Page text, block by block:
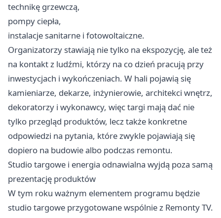
technikę grzewczą,
pompy ciepła,
instalacje sanitarne i fotowoltaiczne.
Organizatorzy stawiają nie tylko na ekspozycję, ale też
na kontakt z ludźmi, którzy na co dzień pracują przy
inwestycjach i wykończeniach. W hali pojawią się
kamieniarze, dekarze, inżynierowie, architekci wnętrz,
dekoratorzy i wykonawcy, więc targi mają dać nie
tylko przegląd produktów, lecz także konkretne
odpowiedzi na pytania, które zwykle pojawiają się
dopiero na budowie albo podczas remontu.
Studio targowe i energia odnawialna wyjdą poza samą
prezentację produktów
W tym roku ważnym elementem programu będzie
studio targowe przygotowane wspólnie z Remonty TV.